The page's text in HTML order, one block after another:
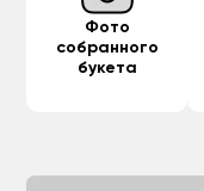
Фото
собранного
букета